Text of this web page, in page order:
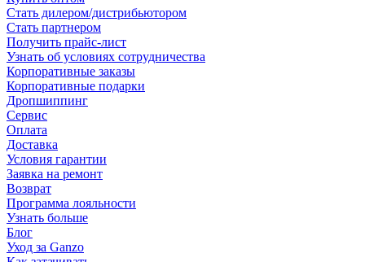
Стать дилером/дистрибьютором
Стать партнером
Получить прайс-лист
Узнать об условиях сотрудничества
Корпоративные заказы
Корпоративные подарки
Дропшиппинг
Сервис
Оплата
Доставка
Условия гарантии
Заявка на ремонт
Возврат
Программа лояльности
Узнать больше
Блог
Уход за Ganzo